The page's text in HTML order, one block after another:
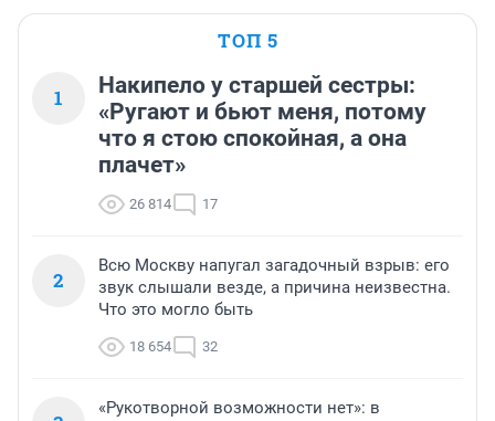
ТОП 5
1
Накипело у старшей сестры:
«Ругают и бьют меня, потому
что я стою спокойная, а она
плачет»
26 814 17
2
Всю Москву напугал загадочный взрыв: его
звук слышали везде, а причина неизвестна.
Что это могло быть
18 654 32
«Рукотворной возможности нет»: в